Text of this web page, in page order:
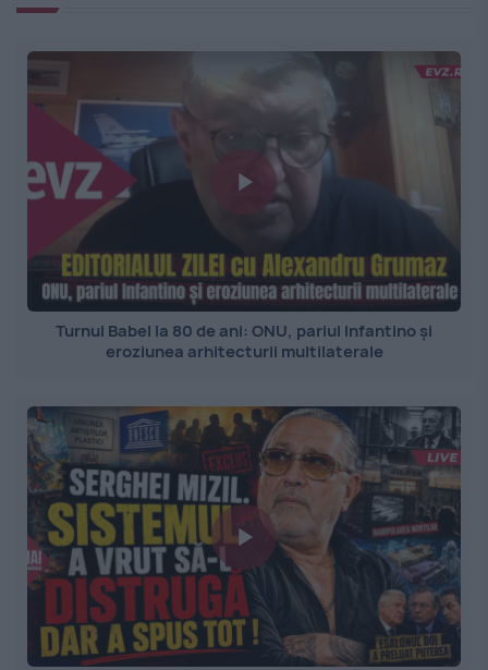
Turnul Babel la 80 de ani: ONU, pariul Infantino și
eroziunea arhitecturii multilaterale